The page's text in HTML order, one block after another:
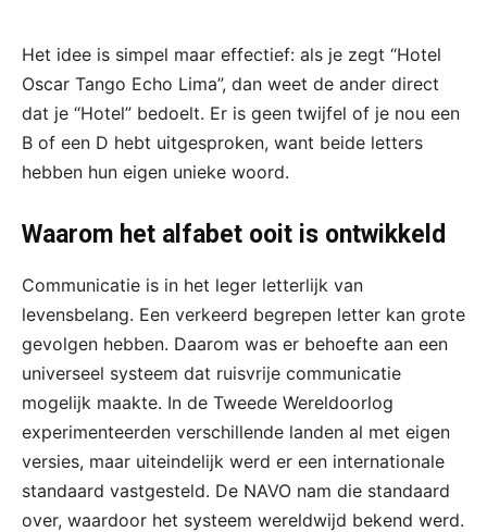
Het idee is simpel maar effectief: als je zegt “Hotel
Oscar Tango Echo Lima”, dan weet de ander direct
dat je “Hotel” bedoelt. Er is geen twijfel of je nou een
B of een D hebt uitgesproken, want beide letters
hebben hun eigen unieke woord.
Waarom het alfabet ooit is ontwikkeld
Communicatie is in het leger letterlijk van
levensbelang. Een verkeerd begrepen letter kan grote
gevolgen hebben. Daarom was er behoefte aan een
universeel systeem dat ruisvrije communicatie
mogelijk maakte. In de Tweede Wereldoorlog
experimenteerden verschillende landen al met eigen
versies, maar uiteindelijk werd er een internationale
standaard vastgesteld. De NAVO nam die standaard
over, waardoor het systeem wereldwijd bekend werd.